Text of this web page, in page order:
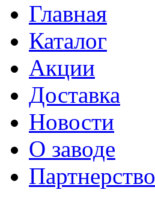
Главная
Каталог
Акции
Доставка
Новости
О заводе
Партнерство